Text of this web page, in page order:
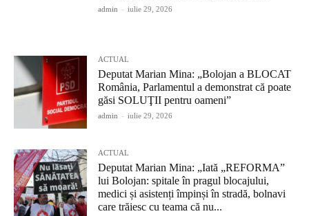
admin - iulie 29, 2026
ACTUAL
Deputat Marian Mina: „Bolojan a BLOCAT
România, Parlamentul a demonstrat că poate
găsi SOLUŢII pentru oameni”
admin - iulie 29, 2026
ACTUAL
Deputat Marian Mina: „Iată „REFORMA”
lui Bolojan: spitale în pragul blocajului,
medici și asistenți împinși în stradă, bolnavi
care trăiesc cu teama că nu...